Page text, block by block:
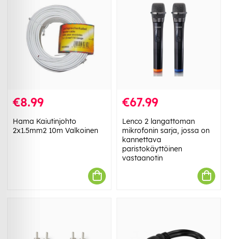
€8.99
Hama Kaiutinjohto
2x1.5mm2 10m Valkoinen
€67.99
Lenco 2 langattoman
mikrofonin sarja, jossa on
kannettava
paristokäyttöinen
vastaanotin